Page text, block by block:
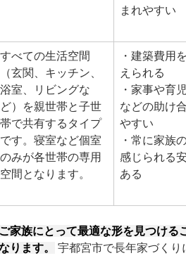
まれやすい
すべての生活空間
（玄関、キッチン、
浴室、リビングな
ど）を親世帯と子世
帯で共有するタイプ
です。寝室など個室
のみが各世帯の専用
空間となります。
・建築費用
えられる
・家事や育
などの助け
やすい
・常に家族
感じられる
ある
ご家族にとって最適な形を見つける
ります。
宇都宮市で長年家づく